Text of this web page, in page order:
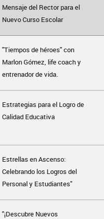
Mensaje del Rector para el
Nuevo Curso Escolar
"Tiempos de héroes" con
Marlon Gómez, life coach y
entrenador de vida.
Estrategias para el Logro de
Calidad Educativa
Estrellas en Ascenso:
Celebrando los Logros del
Personal y Estudiantes"
"¡Descubre Nuevos